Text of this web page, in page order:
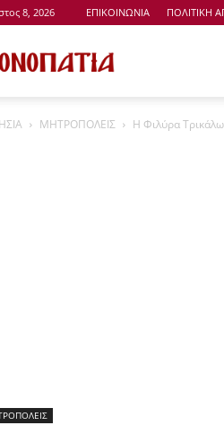
8, 2026 ΕΠΙΚΟΙΝΩΝΙΑ ΠΟΛΙΤΙΚΗ
Μονοπάτια
ΜΗΤΡΟΠΟΛΕΙΣ Η Φιλύρα